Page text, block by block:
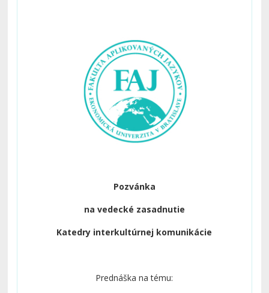
Pozvánka
na vedecké zasadnutie
Katedry interkultúrnej komunikácie
Prednáška na tému: